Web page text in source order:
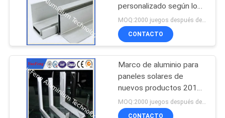
personalizado según los
planos de diseño
CONTACTO
Marco de aluminio para
paneles solares de
nuevos productos 2015
del fabricante chino
CONTACTO